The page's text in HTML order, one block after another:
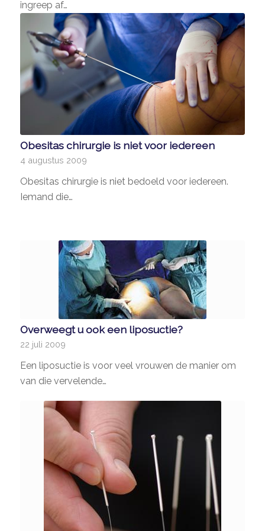
ingreep af…
Obesitas chirurgie is niet voor iedereen
4 augustus 2009
Obesitas chirurgie is niet bedoeld voor iedereen.
Iemand die…
Overweegt u ook een liposuctie?
22 juli 2009
Een liposuctie is voor veel vrouwen de manier om
van die vervelende…